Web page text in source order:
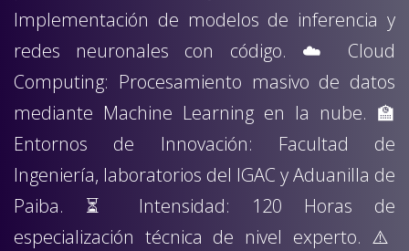
Implementación de modelos de inferencia y
redes neuronales con código. ☁️ Cloud
Computing: Procesamiento masivo de datos
mediante Machine Learning en la nube. 🏫
Entornos de Innovación: Facultad de
Ingeniería, laboratorios del IGAC y Aduanilla de
Paiba. ⏳ Intensidad: 120 Horas de
especialización técnica de nivel experto. ⚠️